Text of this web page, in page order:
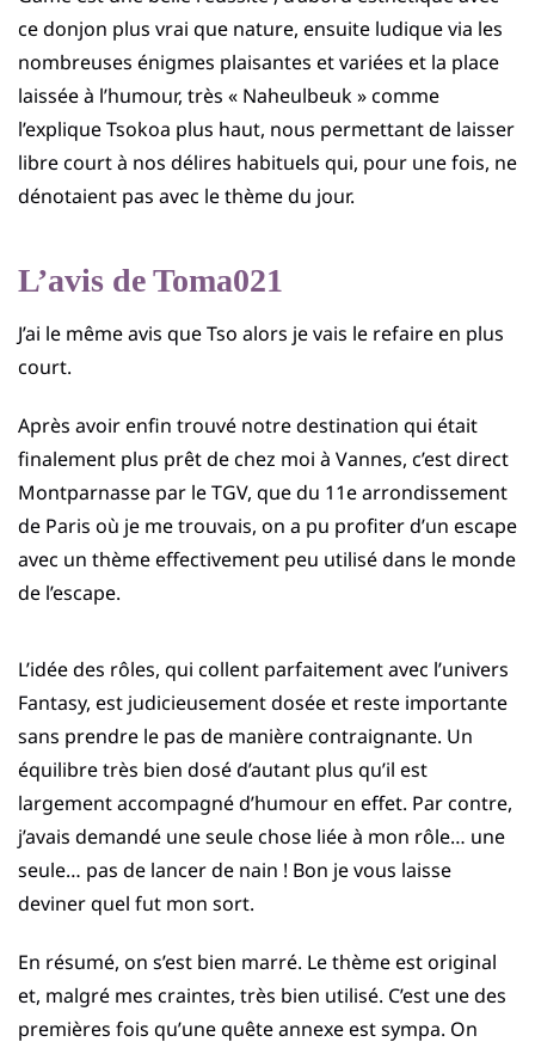
ce donjon plus vrai que nature, ensuite ludique via les
nombreuses énigmes plaisantes et variées et la place
laissée à l’humour, très « Naheulbeuk » comme
l’explique Tsokoa plus haut, nous permettant de laisser
libre court à nos délires habituels qui, pour une fois, ne
dénotaient pas avec le thème du jour.
L’avis de Toma021
J’ai le même avis que Tso alors je vais le refaire en plus
court.
Après avoir enfin trouvé notre destination qui était
finalement plus prêt de chez moi à Vannes, c’est direct
Montparnasse par le TGV, que du 11e arrondissement
de Paris où je me trouvais, on a pu profiter d’un escape
avec un thème effectivement peu utilisé dans le monde
de l’escape.
L’idée des rôles, qui collent parfaitement avec l’univers
Fantasy, est judicieusement dosée et reste importante
sans prendre le pas de manière contraignante. Un
équilibre très bien dosé d’autant plus qu’il est
largement accompagné d’humour en effet. Par contre,
j’avais demandé une seule chose liée à mon rôle… une
seule… pas de lancer de nain ! Bon je vous laisse
deviner quel fut mon sort.
En résumé, on s’est bien marré. Le thème est original
et, malgré mes craintes, très bien utilisé. C’est une des
premières fois qu’une quête annexe est sympa. On